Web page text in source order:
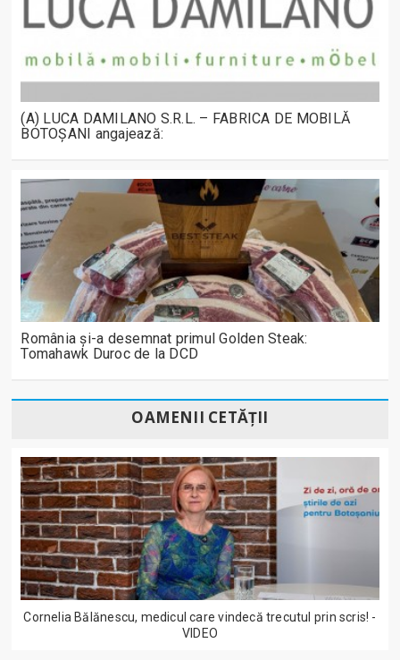
(A) LUCA DAMILANO S.R.L. – FABRICA DE MOBILĂ
BOTOȘANI angajează:
România și-a desemnat primul Golden Steak:
Tomahawk Duroc de la DCD
OAMENII CETĂȚII
Cornelia Bălănescu, medicul care vindecă trecutul prin scris! -
VIDEO